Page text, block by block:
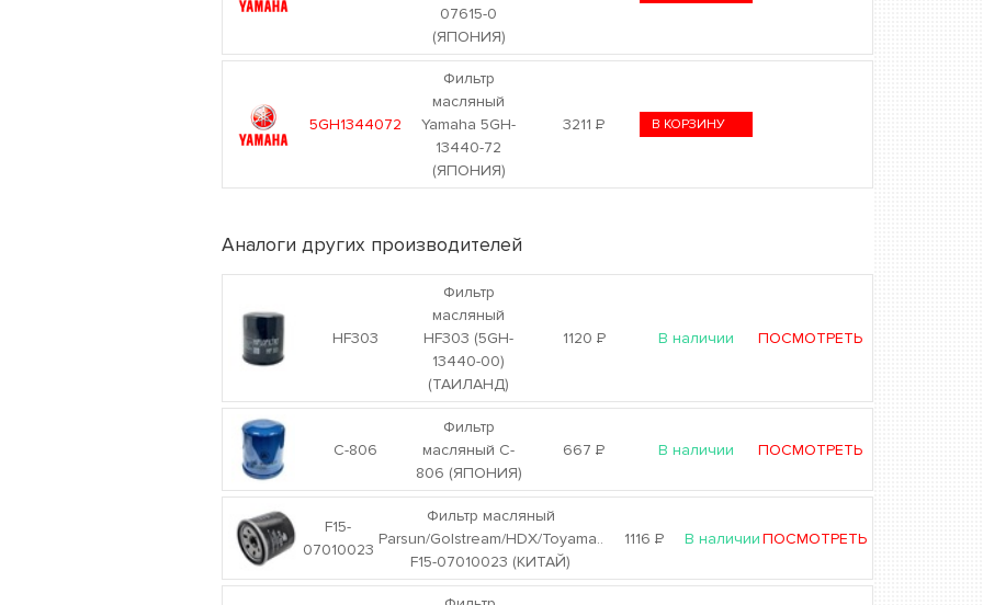
07615-0
(ЯПОНИЯ)
5GH1344072
Фильтр
масляный
Yamaha 5GH-
13440-72
(ЯПОНИЯ)
3211Р В КОРЗИНУ
Аналоги других производителей
HF303
Фильтр
масляный
HF303 (5GH-
13440-00)
(ТАИЛАНД)
1120 Р В наличии ПОСМОТРЕТЬ
C-806
Фильтр
масляный C-
806 (ЯПОНИЯ)
667Р В наличии ПОСМОТРЕТЬ
F15-
07010023
Фильтр масляный
Parsun/Golstream/HDX/Toyama..
F15-07010023 (КИТАЙ)
1116Р В наличииПОСМОТРЕТЬ